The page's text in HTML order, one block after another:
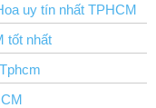
uy tín nhất TPHCM
tốt nhất